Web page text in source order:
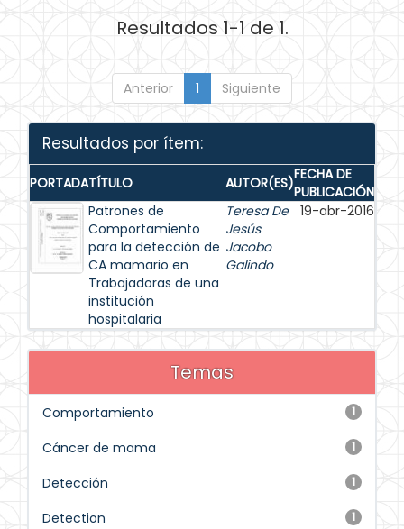
Resultados 1-1 de 1.
Anterior 1 Siguiente
Resultados por ítem:
PORTADATÍTULO AUTOR(ES)FECHA DE
PUBLICACIÓN
Patrones de
Comportamiento
para la detección de
CA mamario en
Trabajadoras de una
institución
hospitalaria
Teresa De
Jesús
Jacobo
Galindo
19-abr-2016
Temas
1
Comportamiento
1
Cáncer de mama
1
Detección
1
Detection